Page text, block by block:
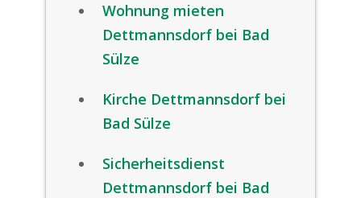
Wohnung mieten
Dettmannsdorf bei Bad
Sülze
Kirche Dettmannsdorf bei
Bad Sülze
Sicherheitsdienst
Dettmannsdorf bei Bad